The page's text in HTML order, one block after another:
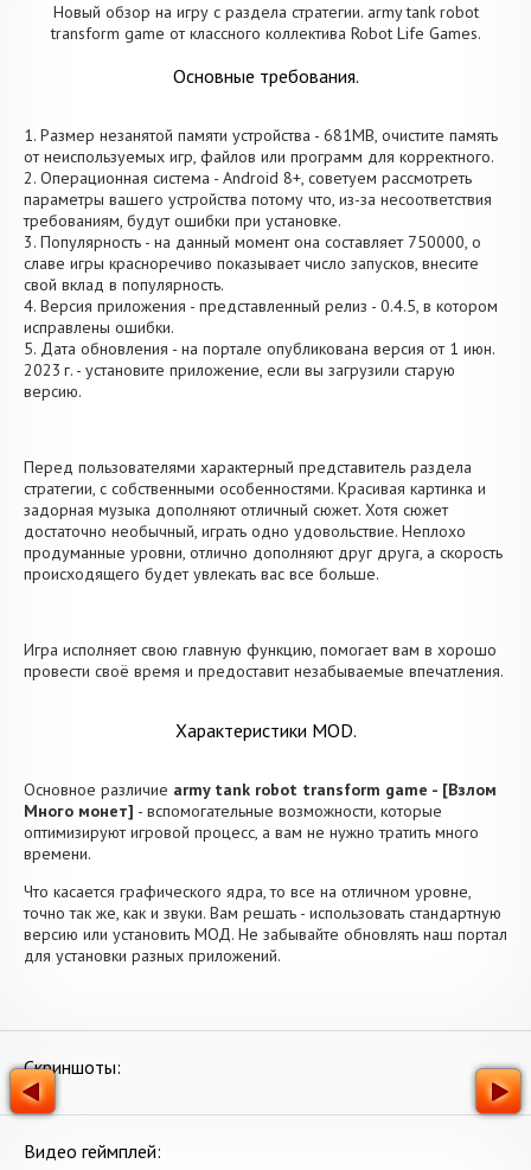
Новый обзор на игру с раздела стратегии. army tank robot
transform game от классного коллектива Robot Life Games.
Основные требования.
1. Размер незанятой памяти устройства - 681MB, очистите память
от неиспользуемых игр, файлов или программ для корректного.
2. Операционная система - Android 8+, советуем рассмотреть
параметры вашего устройства потому что, из-за несоответствия
требованиям, будут ошибки при установке.
3. Популярность - на данный момент она составляет 750000, о
cлаве игры красноречиво показывает число запусков, внесите
свой вклад в популярность.
4. Версия приложения - представленный релиз - 0.4.5, в котором
исправлены ошибки.
5. Дата обновления - на портале опубликована версия от 1 июн.
2023 г. - установите приложение, если вы загрузили старую
версию.
Перед пользователями характерный представитель раздела
стратегии, с собственными особенностями. Красивая картинка и
задорная музыка дополняют отличный сюжет. Хотя сюжет
достаточно необычный, играть одно удовольствие. Неплохо
продуманные уровни, отлично дополняют друг друга, а скорость
происходящего будет увлекать вас все больше.
Игра исполняет свою главную функцию, помогает вам в хорошо
провести своё время и предоставит незабываемые впечатления.
Характеристики MOD.
Основное различие army tank robot transform game - [Взлом
Много монет] - вспомогательные возможности, которые
оптимизируют игровой процесс, а вам не нужно тратить много
времени.
Что касается графического ядра, то все на отличном уровне,
точно так же, как и звуки. Вам решать - использовать стандартную
версию или установить МОД. Не забывайте обновлять наш портал
для установки разных приложений.
Скриншоты:
Видео геймплей: